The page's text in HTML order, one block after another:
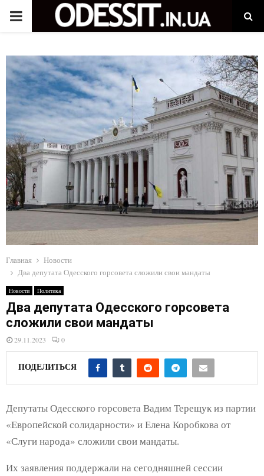
P
I
M
A
R
Y
E
N
U
Главная
Новости
Два депутата Одесского горсовета сложили свои мандаты
Новости Политика
Два депутата Одесского горсовета
сложили свои мандаты
29.11.2023 0
ПОДЕЛИТЬСЯ
Депутаты Одесского горсовета Вадим Терещук из партии
«Европейской солидарности» и Елена Коробкова от
«Слуги народа» сложили свои мандаты.
Их заявления поддержали на сегодняшней сессии